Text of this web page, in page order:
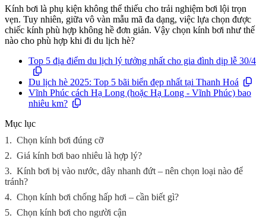
Kính bơi là phụ kiện không thể thiếu cho trải nghiệm bơi lội trọn
vẹn. Tuy nhiên, giữa vô vàn mẫu mã đa dạng, việc lựa chọn được
chiếc kính phù hợp không hề đơn giản. Vậy chọn kính bơi như thế
nào cho phù hợp khi đi du lịch hè?
Top 5 địa điểm du lịch lý tưởng nhất cho gia đình dịp lễ 30/4
Du lịch hè 2025: Top 5 bãi biển đẹp nhất tại Thanh Hoá
Vĩnh Phúc cách Hạ Long (hoặc Hạ Long - Vĩnh Phúc) bao
nhiêu km?
Mục lục
1. Chọn kính bơi đúng cỡ
2. Giá kính bơi bao nhiêu là hợp lý?
3. Kính bơi bị vào nước, dây nhanh đứt – nên chọn loại nào để
tránh?
4. Chọn kính bơi chống hấp hơi – cần biết gì?
5. Chọn kính bơi cho người cận